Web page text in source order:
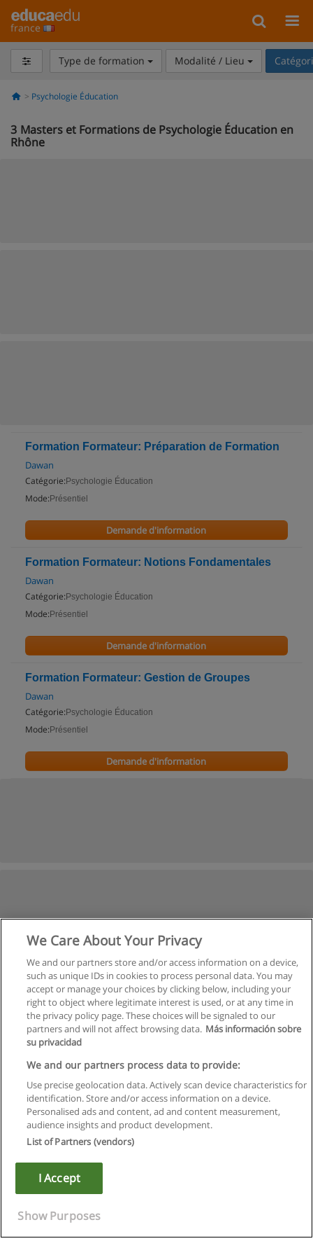
france
Type de formation Modalité / Lieu
Psychologie Éducation
3 Masters et Formations de Psychologie Éducation en
Rhône
Formation Formateur: Préparation de Formation
Dawan
Catégorie: Psychologie Éducation
Mode: Présentiel
Demande d'information
Formation Formateur: Notions Fondamentales
Dawan
Catégorie: Psychologie Éducation
Mode: Présentiel
Demande d'information
Formation Formateur: Gestion de Groupes
Dawan
Catégorie: Psychologie Éducation
Mode: Présentiel
Demande d'information
Règles d'utilisation
Confidentialité des données
Copyright © Educaedu Business S.L. - CIF : B-95610580: -
We Care About Your Privacy
We and our partners store and/or access information on a device,
such as unique IDs in cookies to process personal data. You may
accept or manage your choices by clicking below, including your
right to object where legitimate interest is used, or at any time in
the privacy policy page. These choices will be signaled to our
partners and will not affect browsing data. Más información sobre
su privacidad
We and our partners process data to provide:
Use precise geolocation data. Actively scan device characteristics for
identification. Store and/or access information on a device.
Personalised ads and content, ad and content measurement,
audience insights and product development.
List of Partners (vendors)
I Accept
Show Purposes